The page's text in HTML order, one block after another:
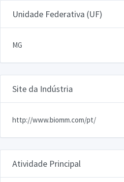
Unidade Federativa (UF)
MG
Site da Indústria
http://www.biomm.com/pt/
Atividade Principal